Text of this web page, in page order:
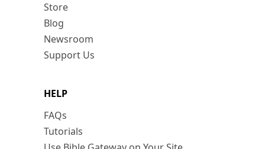
Store
Blog
Newsroom
Support Us
HELP
FAQs
Tutorials